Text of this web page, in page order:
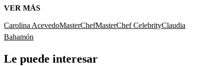
VER MÁS
Carolina AcevedoMasterChefMasterChef CelebrityClaudia
Bahamón
Le puede interesar